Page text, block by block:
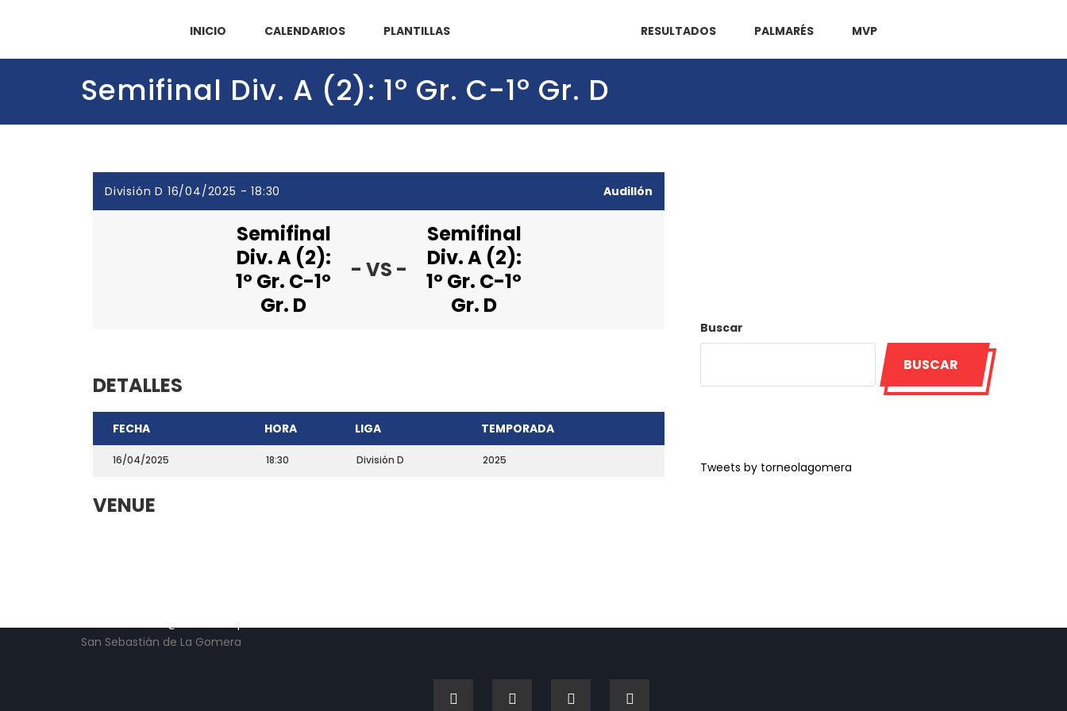
INICIO CALENDARIOS PLANTILLAS RESULTADOS PALMARÉS MVP
Semifinal Div. A (2): 1º Gr. C-1º Gr. D
División D 16/04/2025 - 18:30 Audillón
Semifinal
Div. A (2):
1º Gr. C-1º
Gr. D
- VS -
Semifinal
Div. A (2):
1º Gr. C-1º
Gr. D
DETALLES
FECHA HORA LIGA TEMPORADA
16/04/2025 18:30 División D 2025
VENUE
Buscar
BUSCAR
Tweets by torneolagomera
San Sebastián de La Gomera